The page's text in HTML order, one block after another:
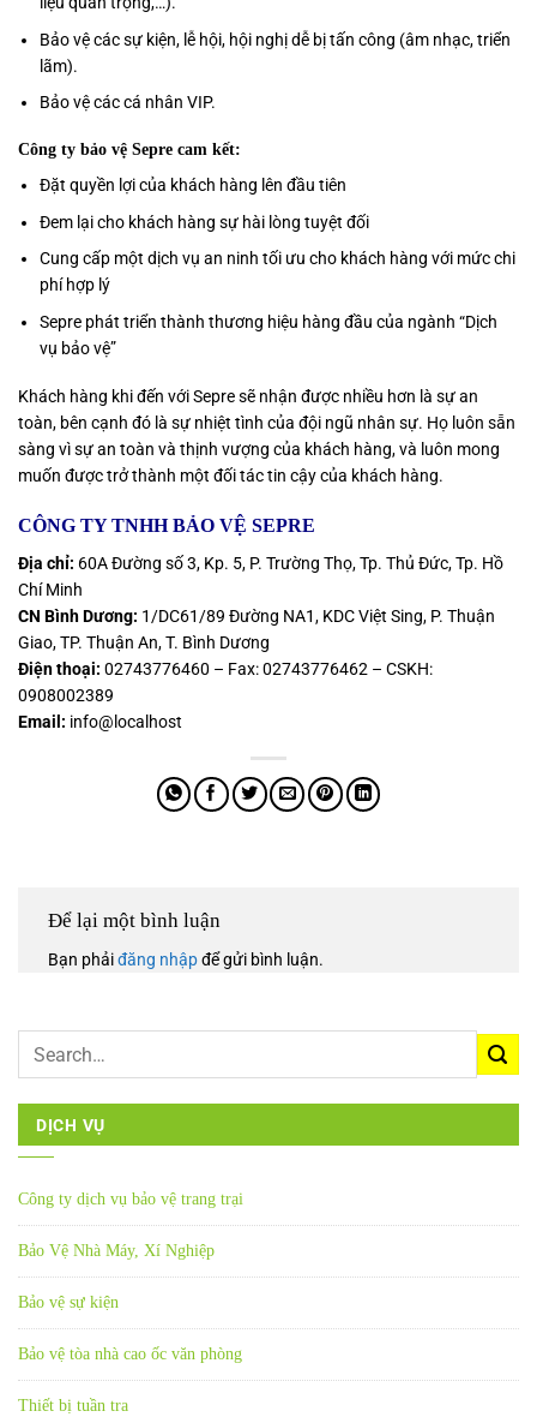
Bảo vệ các sự kiện, lễ hội, hội nghị dễ bị tấn công (âm nhạc, triển
lãm).
Bảo vệ các cá nhân VIP.
Công ty bảo vệ Sepre cam kết:
Đặt quyền lợi của khách hàng lên đầu tiên
Đem lại cho khách hàng sự hài lòng tuyệt đối
Cung cấp một dịch vụ an ninh tối ưu cho khách hàng với mức chi
phí hợp lý
Sepre phát triển thành thương hiệu hàng đầu của ngành “Dịch
vụ bảo vệ”
Khách hàng khi đến với Sepre sẽ nhận được nhiều hơn là sự an
toàn, bên cạnh đó là sự nhiệt tình của đội ngũ nhân sự. Họ luôn sẵn
sàng vì sự an toàn và thịnh vượng của khách hàng, và luôn mong
muốn được trở thành một đối tác tin cậy của khách hàng.
CÔNG TY TNHH BẢO VỆ SEPRE
Địa chỉ: 60A Đường số 3, Kp. 5, P. Trường Thọ, Tp. Thủ Đức, Tp. Hồ
Chí Minh
CN Bình Dương: 1/DC61/89 Đường NA1, KDC Việt Sing, P. Thuận
Giao, TP. Thuận An, T. Bình Dương
Điện thoại: 02743776460 – Fax: 02743776462 – CSKH:
0908002389
Email: info@localhost
Để lại một bình luận
Bạn phảiđăng nhậpđể gửi bình luận.
DỊCH VỤ
Công ty dịch vụ bảo vệ trang trại
Bảo Vệ Nhà Máy, Xí Nghiệp
Bảo vệ sự kiện
Bảo vệ tòa nhà cao ốc văn phòng
Thiết bị tuần tra